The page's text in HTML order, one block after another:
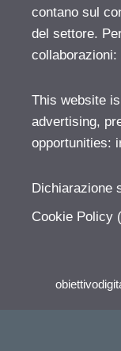
contano sul
del settore.
collaborazioni:
This website
advertising,
opportunities:
Dichiarazione
Cookie Policy